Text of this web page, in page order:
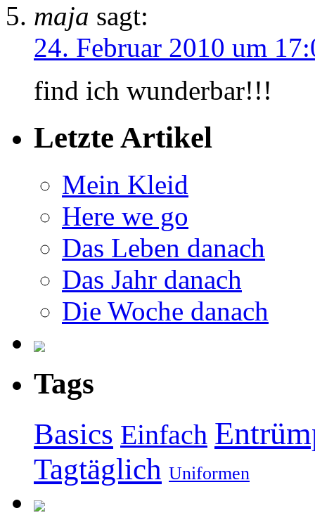
maja sagt:
24. Februar 2010 um
find ich wunderbar!!!
Letzte Artikel
Mein Kleid
Here we go
Das Leben danach
Das Jahr danach
Die Woche danach
Tags
Basics Einfach
Tagtäglich Uniformen